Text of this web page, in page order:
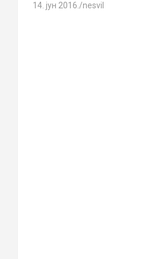
14. јун 2016. nesvil